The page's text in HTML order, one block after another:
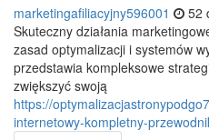
marketingafiliacyjny596001 52
Skuteczny działania
zasad optymalizacji i systemów
przedstawia kompleksowe
zwiększyć swoją
https://
internetowy-kompletny-